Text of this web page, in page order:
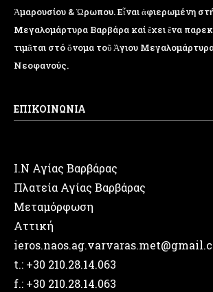
Ἁμαρουσίου & Ὠρωπου. Εἶναι ἀφιερωμένη
Μεγαλομάρτυρα Βαρβάρα καί ἔχει ἕνα
τιμᾶται στό ὄνομα τοῦ Ἁγιου
Νεοφανούς.
ΕΠΙΚΟΙΝΩΝΙΑ
Ι.Ν Αγίας Βαρβάρας
Πλατεία Αγίας Βαρβάρας
Μεταμόρφωση
Αττική
t.: +30 210.28.14.063
f.: +30 210.28.14.063